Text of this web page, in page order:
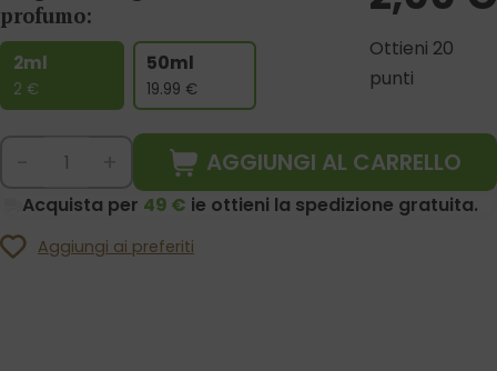
profumo:
2ml
2 €
50ml
19.99 €
Ottieni 20
punti
AGGIUNGI AL CARRELLO
Acquista per 49 € ie ottieni la spedizione gratuita.
Aggiungi ai preferiti